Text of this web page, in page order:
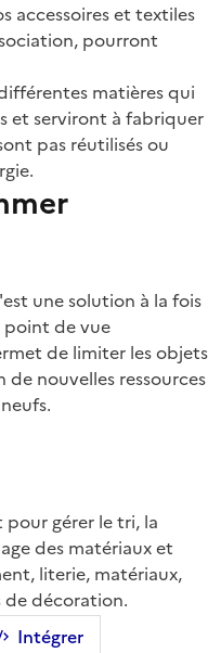
Intégrer
accessoires et textiles
pourront
matières qui
et serviront à fabriquer
pas réutilisés ou
une solution à la fois
de vue
de limiter les objets
nouvelles ressources
pour gérer le tri, la
des matériaux et
literie, matériaux,
de décoration.